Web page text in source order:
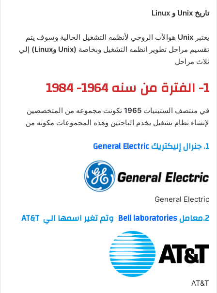
تاريخ Unix و Linux
يعتبر Unix هوالأب الروحي لأنظمه التشغيل الحالية وسوف يتم
تقسيم مراحل تطوير انظمه التشغيل وبخاصة (Unix وLinux)
إلي
ثلاث مراحل
1- الفترة من سنه 1964- 1984
في منتصف الستينيات 1965 تكونت مجموعه من المتخصصين
لإنشاء نظام تشغيل يخدم الباحثين وهذه المجموعات مكونه من
1. جنرال إليكتريك General Electric
General Electric
2.معامل Bell laboratories وتم تغير اسمها الي AT&T
AT&T